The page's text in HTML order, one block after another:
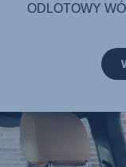
ODLOTOWY